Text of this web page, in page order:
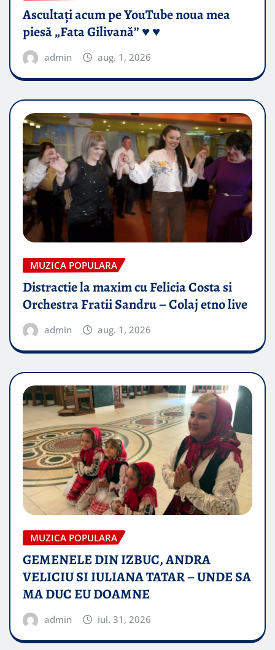
Ascultați acum pe YouTube noua mea
piesă „Fata Gilivană” ♥️ ♥️
admin aug. 1, 2026
MUZICA POPULARA
Distractie la maxim cu Felicia Costa si
Orchestra Fratii Sandru – Colaj etno live
admin aug. 1, 2026
MUZICA POPULARA
GEMENELE DIN IZBUC, ANDRA
VELICIU SI IULIANA TATAR – UNDE SA
MA DUC EU DOAMNE
admin iul. 31, 2026